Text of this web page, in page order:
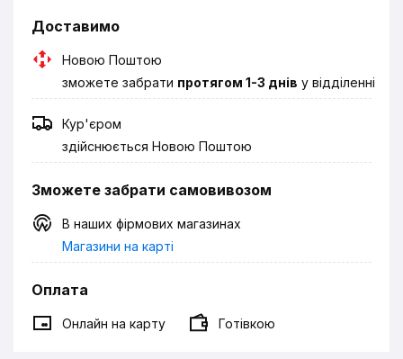
Доставимо
Новою Поштою
зможете забрати протягом 1-3 днів у відділенні
Кур'єром
здійснюється Новою Поштою
Зможете забрати самовивозом
В наших фірмових магазинах
Магазини на карті
Оплата
Онлайн на карту Готівкою